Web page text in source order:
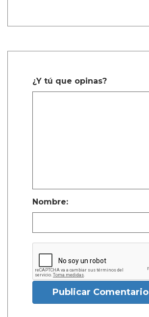
¿Y tú que opinas?
Nombre:
Publicar Comentario